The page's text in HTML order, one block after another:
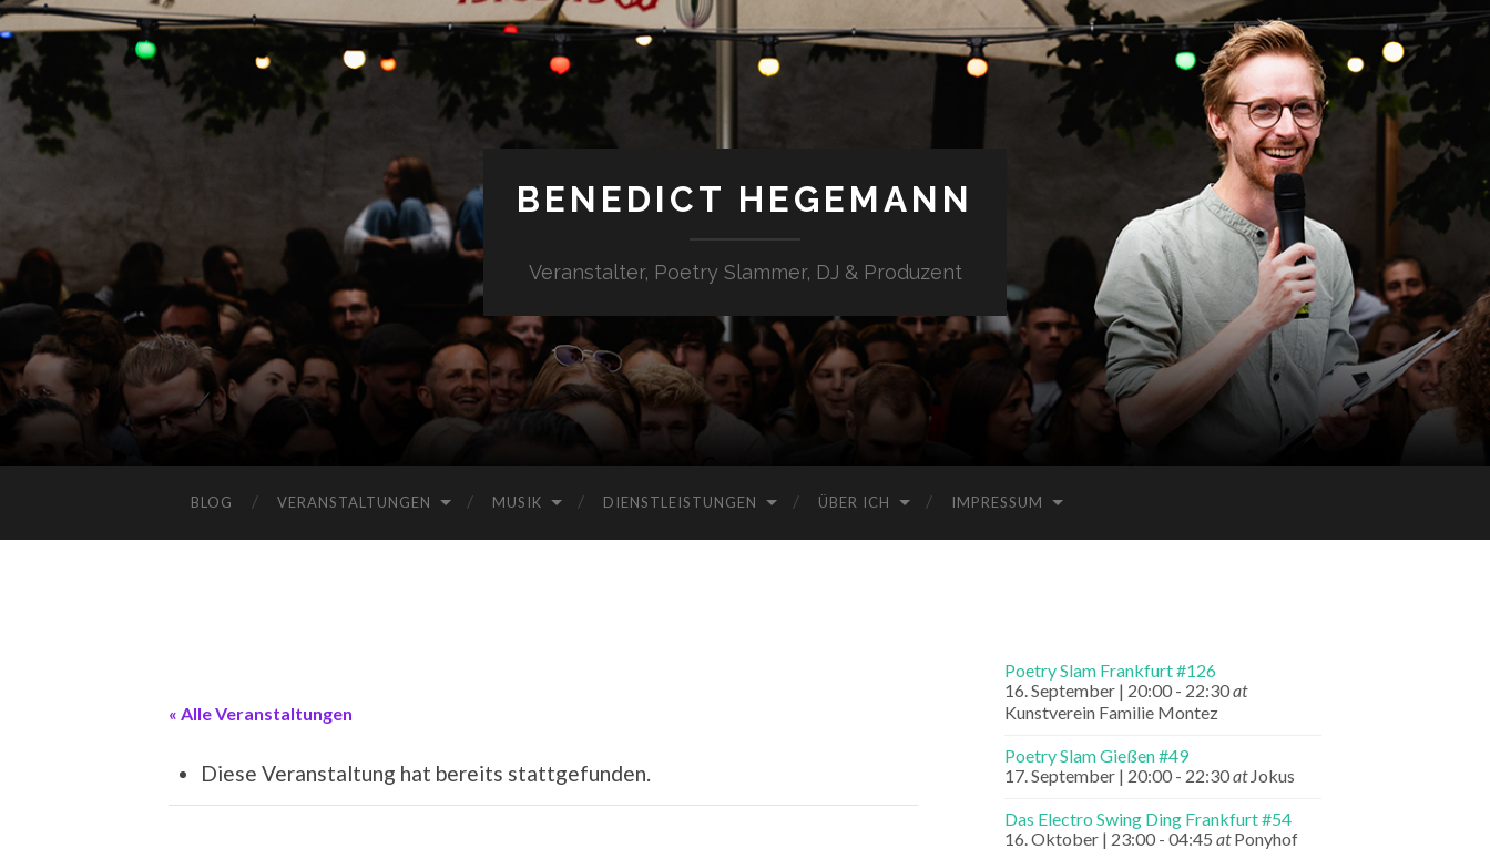
BENEDICT HEGEMANN
Veranstalter, Poetry Slammer, DJ & Produzent
BLOG VERANSTALTUNGEN MUSIK DIENSTLEISTUNGEN ÜBER ICH IMPRESSUM
« Alle Veranstaltungen
Diese Veranstaltung hat bereits stattgefunden.
Poetry Slam Frankfurt #126
16. September | 20:00 - 22:30at
Kunstverein Familie Montez
Poetry Slam Gießen #49
17. September | 20:00 - 22:30at Jokus
Das Electro Swing Ding Frankfurt #54
16. Oktober | 23:00 - 04:45 atPonyhof